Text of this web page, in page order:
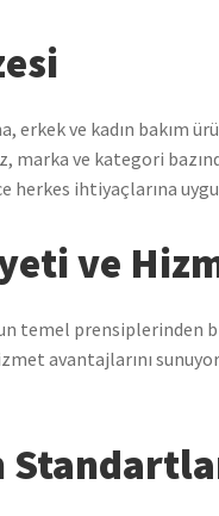
erkek ve kadın
marka ve kategori
herkes ihtiyaçlarına
ve
temel prensiplerinden
avantajlarını